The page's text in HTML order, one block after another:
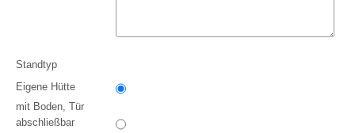
Standtyp
Eigene Hütte
mit Boden, Tür
abschließbar